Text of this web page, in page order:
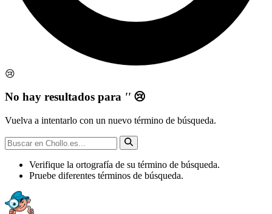
😢
No hay resultados para '' 😢
Vuelva a intentarlo con un nuevo término de búsqueda.
Verifique la ortografía de su término de búsqueda.
Pruebe diferentes términos de búsqueda.